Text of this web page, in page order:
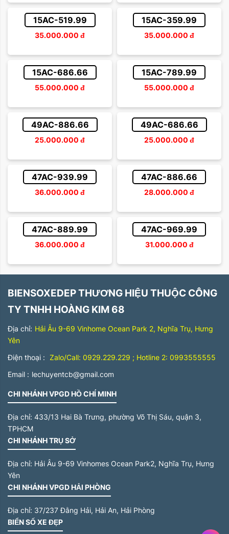
15AC-519.99
35.000.000 đ
15AC-359.99
35.000.000 đ
15AC-686.66
55.000.000 đ
15AC-789.99
55.000.000 đ
49AC-886.66
25.000.000 đ
49AC-686.66
25.000.000 đ
47AC-939.99
36.000.000 đ
47AC-886.66
28.000.000 đ
47AC-889.99
36.000.000 đ
47AC-969.99
31.000.000 đ
BIENSOXEDEP THƯƠNG HIỆU THUỘC CÔNG
TY TNHH HOÀNG KIM 68
Địa chỉ: Hải Âu 9-69 Vinhome Ocean Park 2, Nghĩa Trụ, Hưng
Yên
Điện thoại : Zalo/Call: 0929.229.229 ; Hotline 2: 0993555555
Email : lechuyentcb@gmail.com
CHI NHÁNH VPGD HỒ CHÍ MINH
Địa chỉ: 433/13 Hai Bà Trưng, phường Võ Thị Sáu, quận 3,
TPHCM
CHI NHÁNH TRỤ SỞ
Địa chỉ: Hải Âu 9-69 Vinhomes Ocean Park2, Nghĩa Trụ, Hưng
Yên
CHI NHÁNH VPGD HẢI PHÒNG
Địa chỉ: 37/237 Đằng Hải, Hải An, Hải Phòng
BIỂN SỐ XE ĐẸP